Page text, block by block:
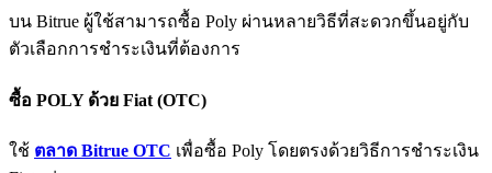
พันธมิตร Bitrue
บน Bitrue ผู้ใช้สามารถซื้อ Poly ผ่านหลายวิธีที่สะดวกขึ้นอยู่กับ
ตัวเลือกการชำระเงินที่ต้องการ
ซื้อ POLY ด้วย Fiat (OTC)
ใช้ ตลาด Bitrue OTC เพื่อซื้อ Poly โดยตรงด้วยวิธีการชำระเงิน